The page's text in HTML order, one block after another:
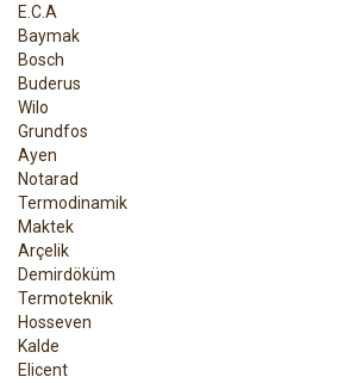
E.C.A
Baymak
Bosch
Buderus
Wilo
Grundfos
Ayen
Notarad
Termodinamik
Maktek
Arçelik
Demirdöküm
Termoteknik
Hosseven
Kalde
Elicent